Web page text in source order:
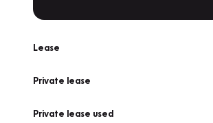
Lease
Private lease
Private lease used